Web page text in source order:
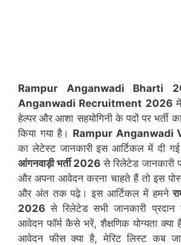
Rampur Anganwadi Bharti
Anganwadi Recruitment 2026में
हेल्पर और आशा सहयोगिनी के पदों पर भर्ती
किया गया है। Rampur Anganwadi
का लेटेस्ट जानकारी इस आर्टिकल में दी
आंगनवाड़ी भर्ती 2026 से रिलेटेड जानकारी
और अपना आवेदन करना चाहते हैं तो इस
और अंत तक पढ़े। इस आर्टिकल में हमने
2026 से रिलेटेड सभी जानकारी
आवेदन फॉर्म कैसे भरें, शैक्षणिक योग्यता क्या
आवेदन फीस क्या है, मेरिट लिस्ट कब